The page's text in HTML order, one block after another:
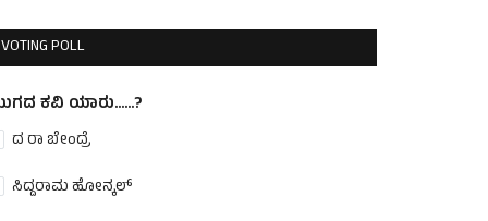
VOTING POLL
ಕವಿ ಯಾರು......?
ದ ರಾ ಬೇಂದ್ರೆ
ಸಿದ್ದರಾಮ ಹೋನ್ಕಲ್